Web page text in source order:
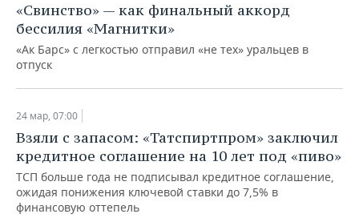
ОТКРЫТАЯ ЛЕКЦИЯ
БАСКЕТБОЛ
ВОЛЕЙБОЛ
ФИГУРНОЕ КАТАНИЕ
ВОДНЫЕ ВИДЫ СПОРТА
ХОККЕЙ С МЯЧОМ
ИНФРАСТРУКТУРА
ИСТОРИЯ
МЕДИЦИНА
ОБРАЗОВАНИЕ
ПРОИСШЕСТВИЯ
СПРАВОЧНИК
СПИСОК ПЕРСОН
ПОЛНАЯ ВЕРСИЯ
«Свинство» — как финальный аккорд
бессилия «Магнитки»
«Ак Барс» с легкостью отправил «не тех» уральцев в
отпуск
24 мар, 07:00
Взяли с запасом: «Татспиртпром» заключил
кредитное соглашение на 10 лет под «пиво»
ТСП больше года не подписывал кредитное соглашение,
ожидая понижения ключевой ставки до 7,5% в
финансовую оттепель